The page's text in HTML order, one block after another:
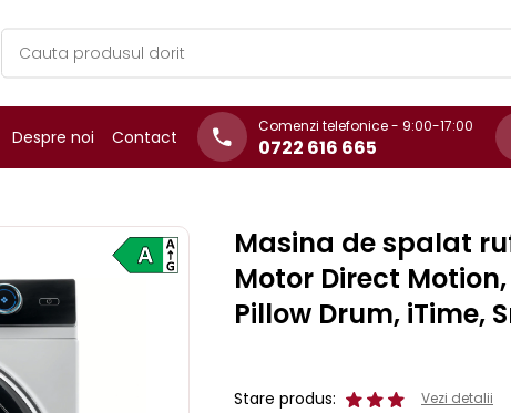
Products
search
Despre noi Contact
Comenzi telefonice - 9:00-17:00
0722 616 665
Masina de spalat
Motor Direct
Pillow Drum, iTime,
Stare produs: Vezi detalii